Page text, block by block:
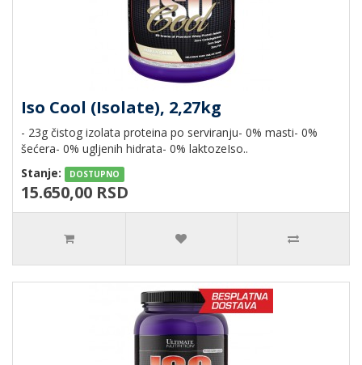
Iso Cool (Isolate), 2,27kg
- 23g čistog izolata proteina po serviranju- 0% masti- 0%
šećera- 0% ugljenih hidrata- 0% laktozeIso..
Stanje:
DOSTUPNO
15.650,00 RSD